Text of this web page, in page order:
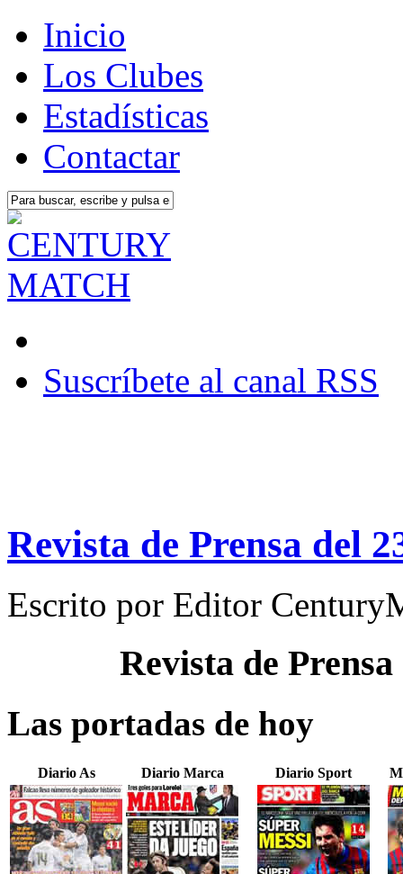
Inicio
Los Clubes
Estadísticas
Contactar
Suscríbete al canal RSS
Revista de Prensa del
Escrito por Editor
Revista de
Las portadas de hoy
Diario As Diario Marca Diario Sport